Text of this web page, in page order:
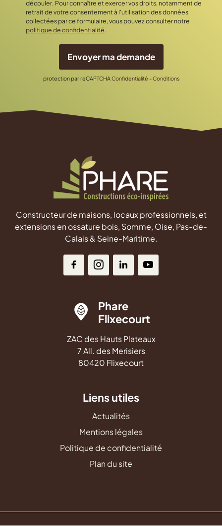
découler. Pour connaître et exercer vos droits, notamment de
retrait de votre consentement à l'utilisation des données
collectées par ce formulaire, vous pouvez consulter notre
politique de confidentialité.
Envoyer ma demande
protection par reCAPTCHAConfidentialité -Conditions
Constructeur de maisons, locaux professionnels, et
extensions en ossature bois, Somme, Oise, Pas-de-
Calais & Seine-Maritime.
Phare
Flixecourt
ZAC des Hauts Plateaux
7 All. des Merisiers
80420 Flixecourt
Liens utiles
Actualités
Mentions légales
Politique de confidentialité
Plan du site